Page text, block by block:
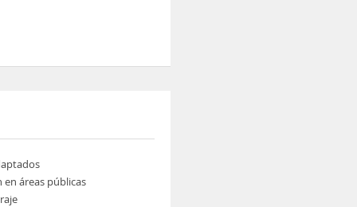
en áreas públicas